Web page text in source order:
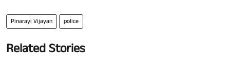
Pinarayi Vijayan police
Related Stories